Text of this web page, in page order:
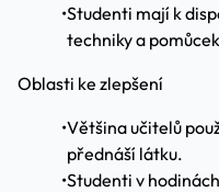
•Studenti mají k
techniky a
Oblasti ke zlepšení
•Většina učitelů
přednáší látku.
•Studenti v